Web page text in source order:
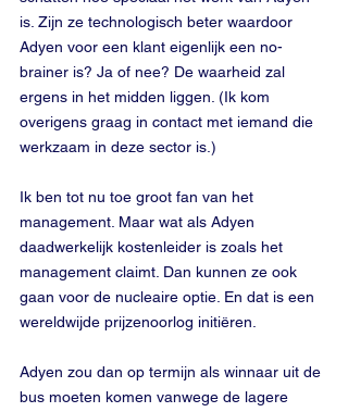
is. Zijn ze technologisch beter waardoor
Adyen voor een klant eigenlijk een no-
brainer is? Ja of nee? De waarheid zal
ergens in het midden liggen. (Ik kom
overigens graag in contact met iemand die
werkzaam in deze sector is.)
Ik ben tot nu toe groot fan van het
management. Maar wat als Adyen
daadwerkelijk kostenleider is zoals het
management claimt. Dan kunnen ze ook
gaan voor de nucleaire optie. En dat is een
wereldwijde prijzenoorlog initiëren.
Adyen zou dan op termijn als winnaar uit de
bus moeten komen vanwege de lagere